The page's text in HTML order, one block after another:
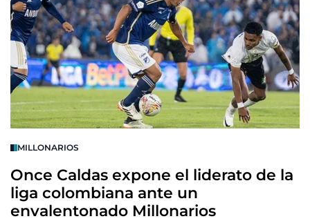
MILLONARIOS
Once Caldas expone el liderato de la
liga colombiana ante un
envalentonado Millonarios